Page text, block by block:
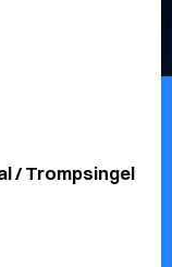
/ Trompsingel